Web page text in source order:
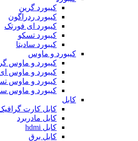
کیبورد گرین
کیبورد ردراگون
کیبورد ای فورتک
کیبورد تسکو
کیبورد سادیتا
کیبورد و ماوس
کیبورد و ماوس
کیبورد و ماوس
کیبورد و ماوس
کیبورد و ماوس
کابل
کابل کارت
کابل مادربرد
کابل hdmi
کابل برق